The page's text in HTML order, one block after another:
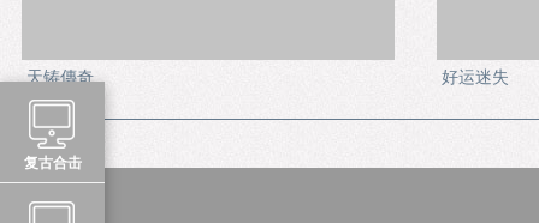
天铸傳奇 好运迷失
复古合击